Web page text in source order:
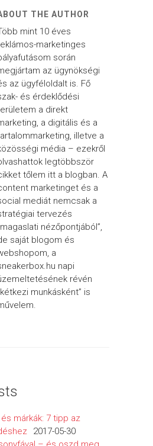
THE AUTHOR
mint 10 éves
marketinges
során
az ügynökségi
az ügyféloldalt is. Fő
és érdeklődési
a direkt
a digitális és a
illetve a
média – ezekről
legtöbbször
tőlem itt a blogban. A
marketinget és a
mediát nemcsak a
tervezés
nézőpontjából”,
saját blogom és
a
napi
révén
munkásként” is
márkák: 7 tipp az
2017-05-30